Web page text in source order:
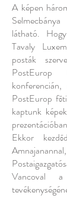
A képen
látható.
Tavaly
posták
PostEurop
PostEurop
kaptunk
Ekkor
Vancoval